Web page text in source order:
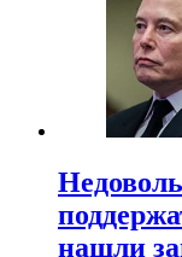
нашли